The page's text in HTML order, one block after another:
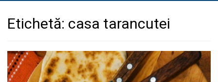
Etichetă: casa tarancutei